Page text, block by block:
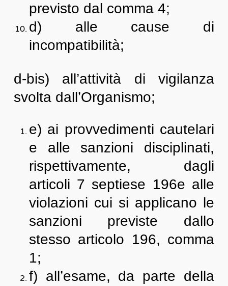
previsto dal comma 4;
d) alle cause di
incompatibilità;
d-bis) all’attività di vigilanza
svolta dall’Organismo;
e) ai provvedimenti cautelari
e alle sanzioni disciplinati,
rispettivamente, dagli
articoli 7 septiese 196e alle
violazioni cui si applicano le
sanzioni previste dallo
stesso articolo 196, comma
1;
f) all’esame, da parte della